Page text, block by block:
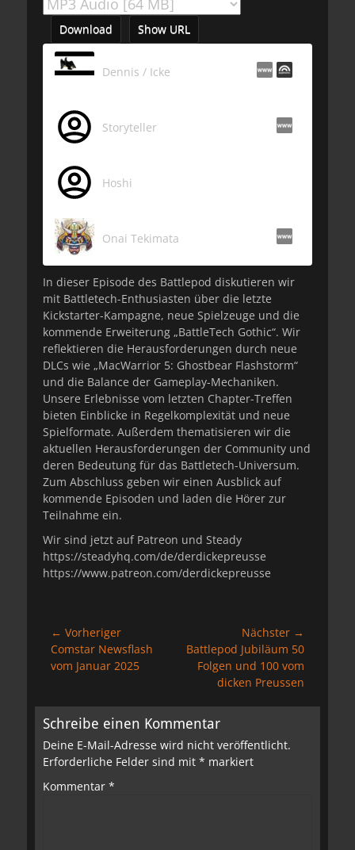
Download Show URL
Dennis / Icke
Storyteller
Hoshi
Onai Tekimata
In dieser Episode des Battlepod diskutieren wir
mit Battletech-Enthusiasten über die letzte
Kickstarter-Kampagne, neue Spielzeuge und die
kommende Erweiterung „BattleTech Gothic“. Wir
reflektieren die Herausforderungen durch neue
DLCs wie „MacWarrior 5: Ghostbear Flashstorm“
und die Balance der Gameplay-Mechaniken.
Unsere Erlebnisse vom letzten Chapter-Treffen
bieten Einblicke in Regelkomplexität und neue
Spielformate. Außerdem thematisieren wir die
aktuellen Herausforderungen der Community und
deren Bedeutung für das Battletech-Universum.
Zum Abschluss geben wir einen Ausblick auf
kommende Episoden und laden die Hörer zur
Teilnahme ein.
Wir sind jetzt auf Patreon und Steady
https://steadyhq.com/de/derdickepreusse
https://www.patreon.com/derdickepreusse
Beitragsnavigation
← Vorheriger
Vorheriger
Beitrag:
Comstar Newsflash
vom Januar 2025
Nächster →
Nächster
Beitrag:
Battlepod Jubiläum 50
Folgen und 100 vom
dicken Preussen
Schreibe einen Kommentar
Deine E-Mail-Adresse wird nicht veröffentlicht.
Erforderliche Felder sind mit * markiert
Kommentar *